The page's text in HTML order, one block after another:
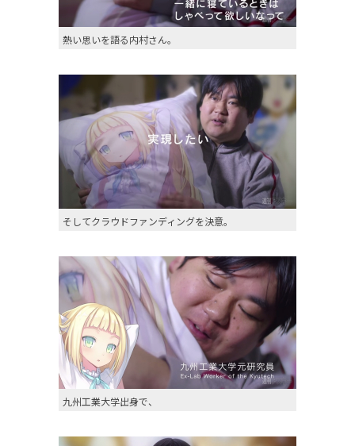
熱い思いを語る内村さん。
そしてクラウドファンディングを決意。
九州工業大学出身で、